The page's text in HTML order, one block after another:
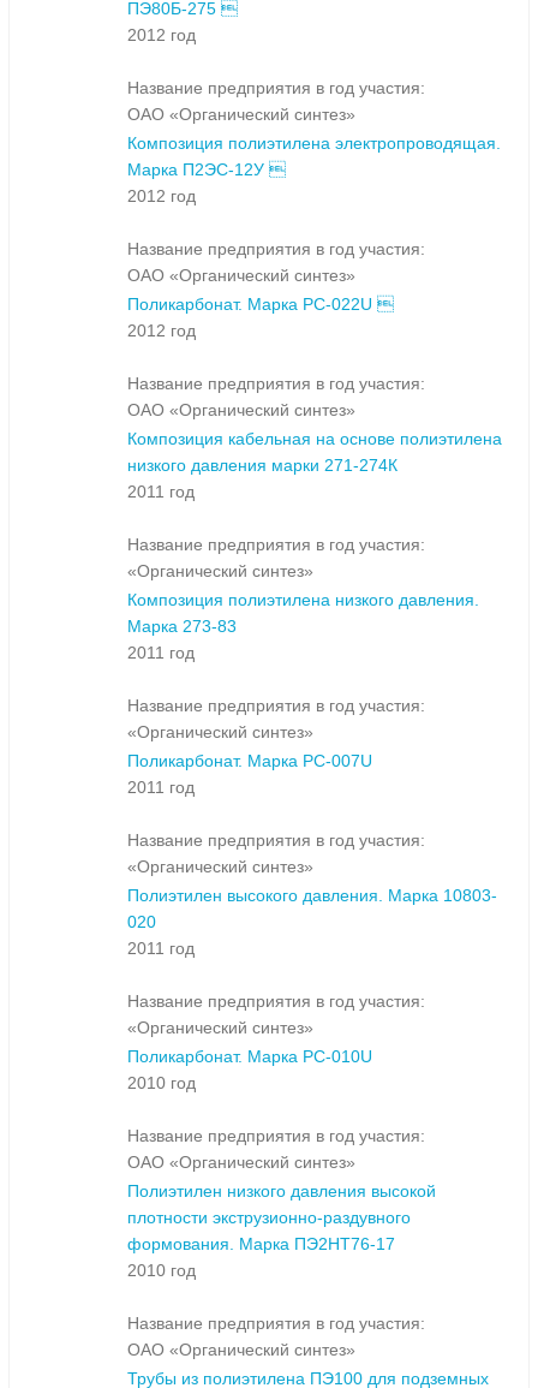
ПЭ80Б-275 
2012 год
Название предприятия в год участия:
ОАО «Органический синтез»
Композиция полиэтилена электропроводящая.
Марка П2ЭС-12У 
2012 год
Название предприятия в год участия:
ОАО «Органический синтез»
Поликарбонат. Марка PC-022U 
2012 год
Название предприятия в год участия:
ОАО «Органический синтез»
Композиция кабельная на основе полиэтилена
низкого давления марки 271-274К
2011 год
Название предприятия в год участия:
«Органический синтез»
Композиция полиэтилена низкого давления.
Марка 273-83
2011 год
Название предприятия в год участия:
«Органический синтез»
Поликарбонат. Марка PC-007U
2011 год
Название предприятия в год участия:
«Органический синтез»
Полиэтилен высокого давления. Марка 10803-
020
2011 год
Название предприятия в год участия:
«Органический синтез»
Поликарбонат. Марка PC-010U
2010 год
Название предприятия в год участия:
ОАО «Органический синтез»
Полиэтилен низкого давления высокой
плотности экструзионно-раздувного
формования. Марка ПЭ2НТ76-17
2010 год
Название предприятия в год участия:
ОАО «Органический синтез»
Трубы из полиэтилена ПЭ100 для подземных